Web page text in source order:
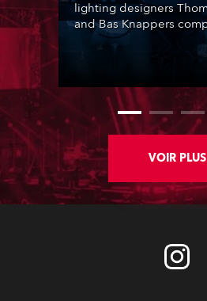
lighting designers
and Bas Knappers
and modern interior
technical – set, video,
Group and their new
brand-new venue and
concept that has burst
highly competitive
Beijing, China.VOIR PLUS